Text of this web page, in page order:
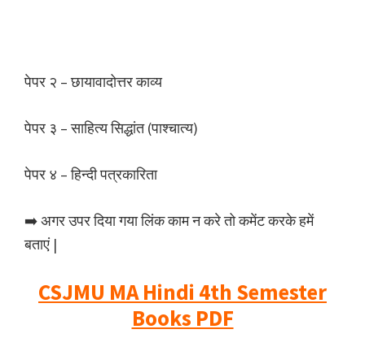
पेपर २ – छायावादोत्तर काव्य
पेपर ३ – साहित्य सिद्धांत (पाश्चात्य)
पेपर ४ – हिन्दी पत्रकारिता
➡️ अगर उपर दिया गया लिंक काम न करे तो कमेंट करके हमें
बताएं |
CSJMU MA Hindi 4th Semester
Books PDF